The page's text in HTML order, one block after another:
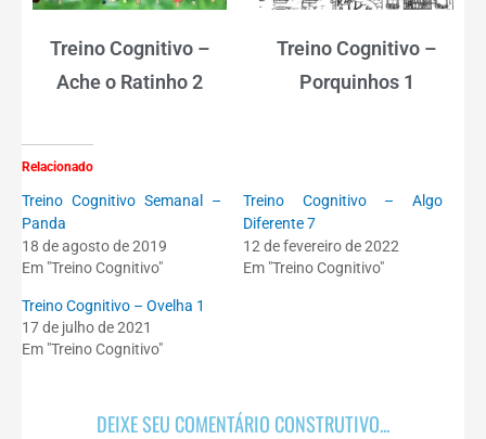
Treino Cognitivo –
Ache o Ratinho 2
Treino Cognitivo –
Porquinhos 1
Relacionado
Treino Cognitivo Semanal –
Panda
18 de agosto de 2019
Em "Treino Cognitivo"
Treino Cognitivo – Algo
Diferente 7
12 de fevereiro de 2022
Em "Treino Cognitivo"
Treino Cognitivo – Ovelha 1
17 de julho de 2021
Em "Treino Cognitivo"
DEIXE SEU COMENTÁRIO CONSTRUTIVO...